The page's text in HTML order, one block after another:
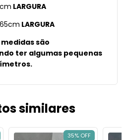
LARGURA
LARGURA
são
ter algumas pequenas
similares
35% OFF